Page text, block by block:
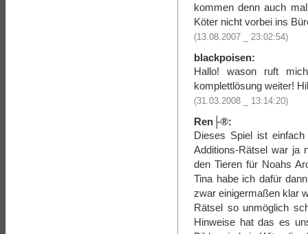
kommen denn auch
Köter nicht vorbei ins
(13.08.2007 _ 23:02:54)
blackpoisen:
Hallo! wason ruft
komplettlösung weiter!
(31.03.2008 _ 13:14:20)
Ren├®:
Dieses Spiel ist
Additions-Rätsel war ja
den Tieren für Noahs
Tina habe ich dafür
zwar einigermaßen klar
Rätsel so unmöglich
Hinweise hat das es